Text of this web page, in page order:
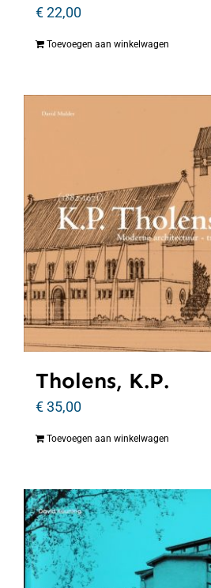
€22,00
Toevoegen aan winkelwagen
Tholens, K.P.
€35,00
Toevoegen aan winkelwagen